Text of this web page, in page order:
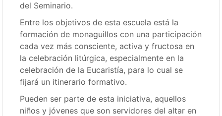
del Seminario.
Entre los objetivos de esta escuela está la
formación de monaguillos con una participación
cada vez más consciente, activa y fructosa en
la celebración litúrgica, especialmente en la
celebración de la Eucaristía, para lo cual se
fijará un itinerario formativo.
Pueden ser parte de esta iniciativa, aquellos
niños y jóvenes que son servidores del altar en